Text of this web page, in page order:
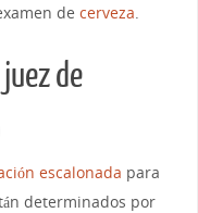
de cerveza.
de
escalonada para
determinados por